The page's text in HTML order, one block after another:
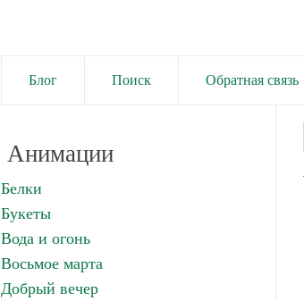
Блог Поиск Обратная связь
Анимации
Белки
Букеты
Вода и огонь
Восьмое марта
Добрый вечер